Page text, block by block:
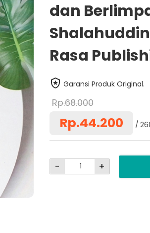
dan
Rasa
Garansi Produk Original.
Rp.68.000
Rp.44.200
- +